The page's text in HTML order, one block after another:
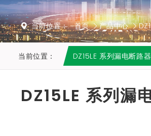
当前位置： 首页 产品中心
当前位置： DZ15LE 系列漏电断路器
DZ15LE 系列漏